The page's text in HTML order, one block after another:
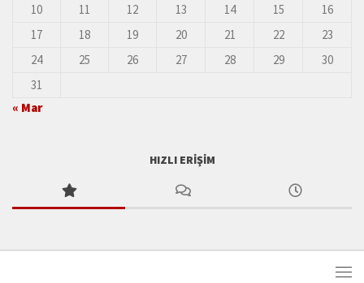
10
11 12 13 14 15
16
17
18 19 20 21 22
23
24
25 26 27 28 29
30
31
« Mar
HIZLI ERIŞIM